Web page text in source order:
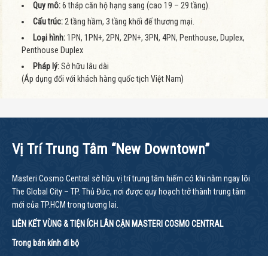
Quy mô:6 tháp căn hộ hạng sang (cao 19 – 29 tầng).
Cấu trúc:2 tầng hầm, 3 tầng khối đế thương mại.
Loại hình:1PN, 1PN+, 2PN, 2PN+, 3PN, 4PN, Penthouse, Duplex,
Penthouse Duplex
Pháp lý:Sở hữu lâu dài
(Áp dụng đối với khách hàng quốc tịch Việt Nam)
Vị Trí Trung Tâm “New Downtown”
Masteri Cosmo Central sở hữu vị trí trung tâm hiếm có khi nằm ngay lõi
The Global City – TP. Thủ Đức, nơi được quy hoạch trở thành trung tâm
mới của TP.HCM trong tương lai.
LIÊN KẾT VÙNG & TIỆN ÍCH LÂN CẬN MASTERI COSMO CENTRAL
Trong bán kính đi bộ